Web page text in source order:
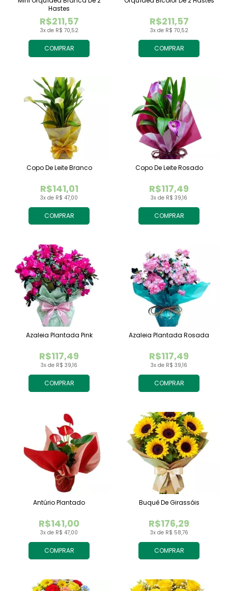
COMPRAR
3x de R$ 70,52
R$211,57
Hastes
COMPRAR
3x de R$ 70,52
R$211,57
COMPRAR
3x de R$ 47,00
R$141,01
Copo De Leite Branco
COMPRAR
3x de R$ 39,16
R$117,49
Copo De Leite Rosado
COMPRAR
3x de R$ 39,16
R$117,49
Azaleia Plantada Pink
COMPRAR
3x de R$ 39,16
R$117,49
Azaleia Plantada Rosada
COMPRAR
3x de R$ 47,00
R$141,00
Antúrio Plantado
COMPRAR
3x de R$ 58,76
R$176,29
Buquê De Girassóis